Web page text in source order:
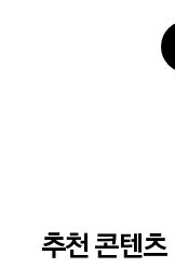
추천 콘텐츠